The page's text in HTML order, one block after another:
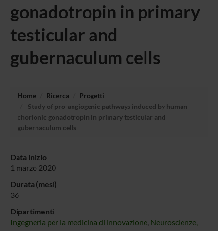
gonadotropin in primary
testicular and
gubernaculum cells
Home Ricerca
Progetti
Study of pro-angiogenic pathways induced by human
chorionic gonadotropin in primary testicular and
gubernaculum cells
Data inizio
1 marzo 2020
Durata (mesi)
36
Dipartimenti
Ingegneria per la medicina di innovazione, Neuroscienze,